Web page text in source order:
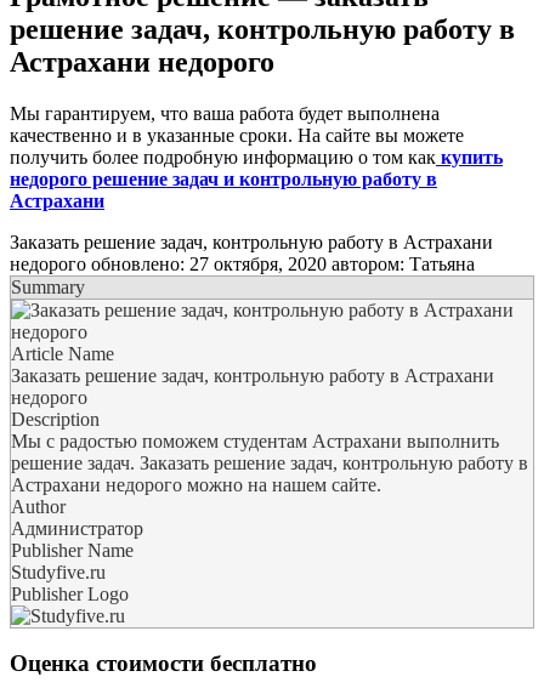
решение задач, контрольную работу в
Астрахани недорого
Мы гарантируем, что ваша работа будет выполнена
качественно и в указанные сроки. На сайте вы можете
получить более подробную информацию о том как купить
недорого решение задач и контрольную работу в
Астрахани
Заказать решение задач, контрольную работу в Астрахани
недорого обновлено: 27 октября, 2020 автором: Татьяна
Summary
Article Name
Заказать решение задач, контрольную работу в Астрахани
недорого
Description
Мы с радостью поможем студентам Астрахани выполнить
решение задач. Заказать решение задач, контрольную работу в
Астрахани недорого можно на нашем сайте.
Author
Администратор
Publisher Name
Studyfive.ru
Publisher Logo
Оценка стоимости бесплатно